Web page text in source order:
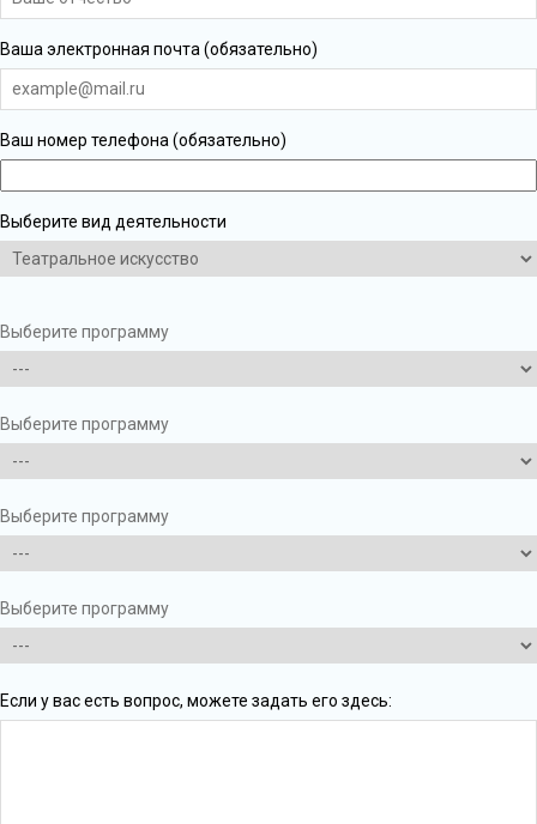
Ваша электронная почта (обязательно)
Ваш номер телефона (обязательно)
Выберите вид деятельности
Выберите программу
Выберите программу
Выберите программу
Выберите программу
Если у вас есть вопрос, можете задать его здесь: